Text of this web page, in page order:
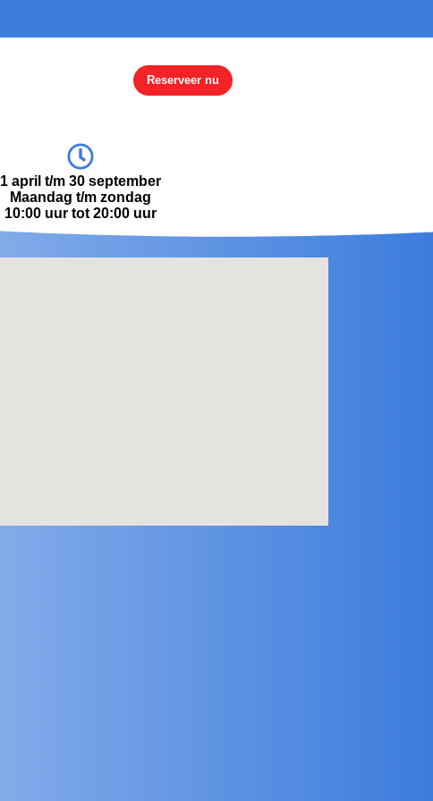
Reserveer nu
1 april t/m 30 september
Maandag t/m zondag
10:00 uur tot 20:00 uur